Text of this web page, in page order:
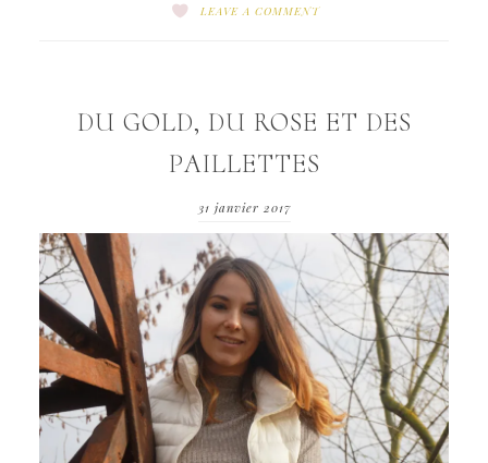
LEAVE A COMMENT
DU GOLD, DU ROSE ET DES
PAILLETTES
31 janvier 2017